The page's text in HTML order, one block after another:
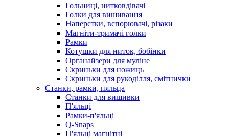
Гольниці, нитковдівачі
Голки для вишивання
Наперстки, вспорювачі, різаки
Магніти-тримачі голки
Рамки
Котушки для ниток, бобінки
Органайзери для муліне
Скриньки для ножиць
Скриньки для рукоділля, смітнички
Станки, рамки, пяльца
Станки для вишивки
П'яльці
Рамки-п'яльці
Q-Snaps
П'яльці магнітні